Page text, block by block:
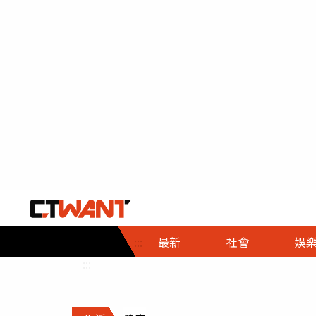
::: 最新 社會
社會首頁
時事
調查
娛樂
娛樂首頁
即時
財經首頁
熱線
政